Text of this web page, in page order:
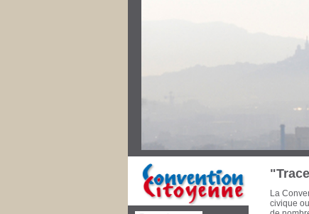
social,
de la
à 1993
1981 Il
La
civique